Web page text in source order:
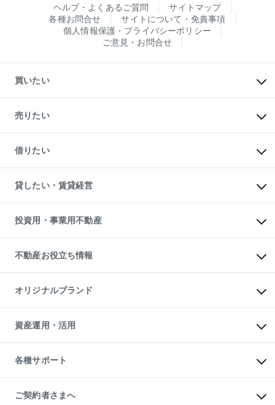
ヘルプ・よくあるご質問
サイトマップ
各種お問合せ
サイトについて・免責事項
個人情報保護・プライバシーポリシー
ご意見・お問合せ
買いたい
新築・分譲マンションの購入
中古マンションの購入
一戸建ての購入
中古一戸建ての購入
不動産購入の流れ
注目キーワード物件特集
購入ガイド
English 繁体中文簡体中文
売りたい
一戸建ての売却・査定
土地の売却・査定
スピードAI査定
不動産査定について
不動産売却の流れ
不動産買換えの流れ
売却ガイド
借りたい
オフィス・店舗の賃貸
借りるときの流れ
借りるガイド
貸したい・賃貸経営
マンション賃料データ
賃貸管理プラン
リロケーションについて
貸すガイド
投資用・事業用不動産
事業用不動産
マンション投資
投資用マンション
アパート経営
収益物件
ビル購入（ビル一棟）
投資用不動産の売却査定
事業用不動産の売却査定
不動産お役立ち情報
マンションライブラリー
人気マンションランキング
暮らしに役立つ不動産メディア
不動産相場・不動産価格情報
不動産コラム・ニュース
不動産用語集
不動産なんでもネット相談室
住まいの税金
オリジナルブランド
一棟リノベーションマンション
L`GENTE（ルジェンテ）
区分リノベーションマンション
投資用一棟レジデンスWELL
不動産小口投資
LEGACIA（レガシア）
資産運用・活用
不動産M&A
アセットマネジメント・出資
各種サポート
相続サポート
リフォームサポート
ご契約者さまへ